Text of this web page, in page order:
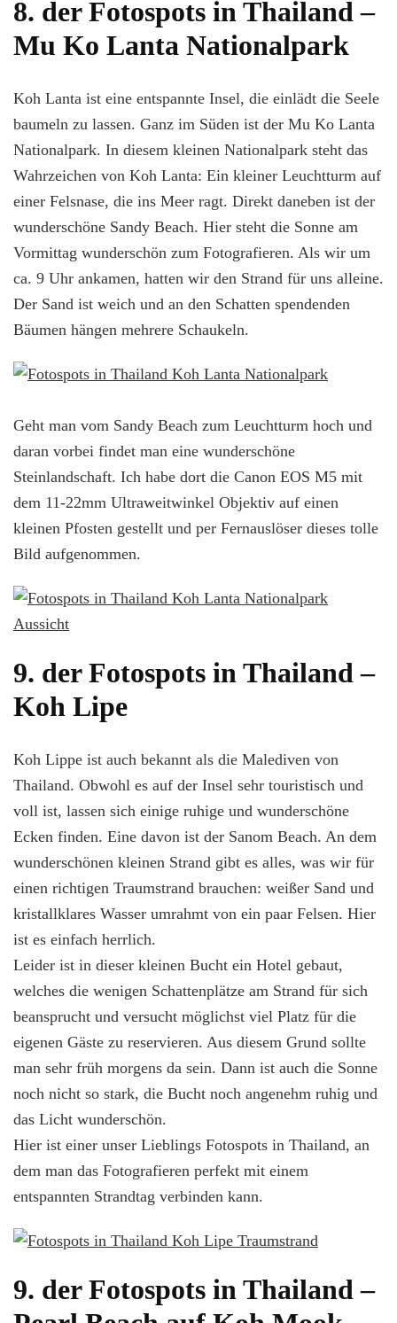
8. der Fotospots in Thailand –
Mu Ko Lanta Nationalpark
Koh Lanta ist eine entspannte Insel, die einlädt die Seele
baumeln zu lassen. Ganz im Süden ist der Mu Ko Lanta
Nationalpark. In diesem kleinen Nationalpark steht das
Wahrzeichen von Koh Lanta: Ein kleiner Leuchtturm auf
einer Felsnase, die ins Meer ragt. Direkt daneben ist der
wunderschöne Sandy Beach. Hier steht die Sonne am
Vormittag wunderschön zum Fotografieren. Als wir um
ca. 9 Uhr ankamen, hatten wir den Strand für uns alleine.
Der Sand ist weich und an den Schatten spendenden
Bäumen hängen mehrere Schaukeln.
Geht man vom Sandy Beach zum Leuchtturm hoch und
daran vorbei findet man eine wunderschöne
Steinlandschaft. Ich habe dort die Canon EOS M5 mit
dem 11-22mm Ultraweitwinkel Objektiv auf einen
kleinen Pfosten gestellt und per Fernauslöser dieses tolle
Bild aufgenommen.
9. der Fotospots in Thailand –
Koh Lipe
Koh Lippe ist auch bekannt als die Malediven von
Thailand. Obwohl es auf der Insel sehr touristisch und
voll ist, lassen sich einige ruhige und wunderschöne
Ecken finden. Eine davon ist der Sanom Beach. An dem
wunderschönen kleinen Strand gibt es alles, was wir für
einen richtigen Traumstrand brauchen: weißer Sand und
kristallklares Wasser umrahmt von ein paar Felsen. Hier
ist es einfach herrlich.
Leider ist in dieser kleinen Bucht ein Hotel gebaut,
welches die wenigen Schattenplätze am Strand für sich
beansprucht und versucht möglichst viel Platz für die
eigenen Gäste zu reservieren. Aus diesem Grund sollte
man sehr früh morgens da sein. Dann ist auch die Sonne
noch nicht so stark, die Bucht noch angenehm ruhig und
das Licht wunderschön.
Hier ist einer unser Lieblings Fotospots in Thailand, an
dem man das Fotografieren perfekt mit einem
entspannten Strandtag verbinden kann.
9. der Fotospots in Thailand –